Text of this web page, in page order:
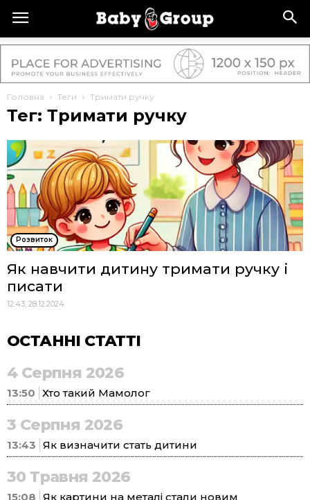
Головна Теги Тримати ручку
Тег: Тримати ручку
Розвиток
Як навчити дитину тримати ручку і
писати
12:43, 28.12.2024
ОСТАННІ СТАТТІ
4 Серпня 2026
13:50 Хто такий Мамолог
3 Серпня 2026
13:43 Як визначити стать дитини
30 Травня 2026
15:08 Як картини на металі стали новим